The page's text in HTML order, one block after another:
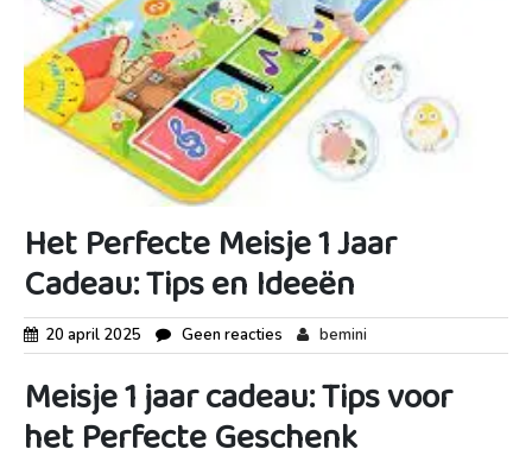
Het Perfecte Meisje 1 Jaar
Cadeau: Tips en Ideeën
20 april 2025 Geen reacties bemini
Meisje 1 jaar cadeau: Tips voor
het Perfecte Geschenk